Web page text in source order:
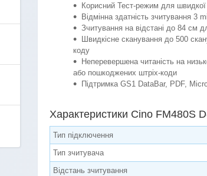
Корисний Тест-режим для швидкої
Відмінна здатність зчитування 3
Зчитування на відстані до 84 см
Швидкісне сканування до 500
коду
Неперевершена читаність на
або пошкоджених штріх-коди
Підтримка GS1 DataBar, PDF,
Характеристики Cino FM480S
Тип підключення
Тип зчитувача
Відстань зчитування